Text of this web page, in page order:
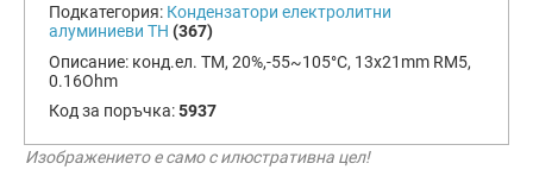
Подкатегория: Кондензатори електролитни
алуминиеви TH (367)
Описание: конд.ел. TM, 20%,-55~105°C, 13x21mm RM5,
0.16Ohm
Код за поръчка:5937
Изображението е само с илюстративна цел!